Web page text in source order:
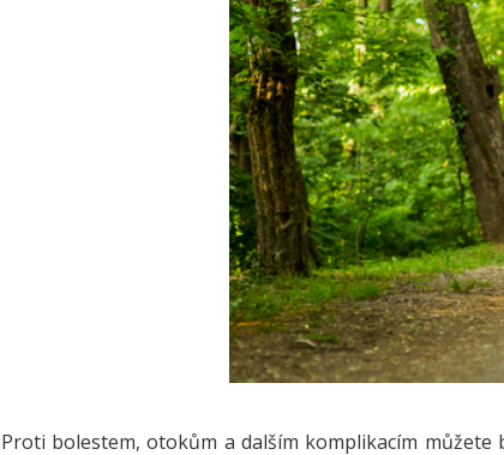
Proti bolestem, otokům a dalším komplikacím můžete